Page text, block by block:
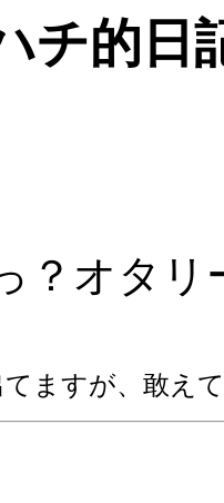
チ的日
？オタリ
ますが、敢え